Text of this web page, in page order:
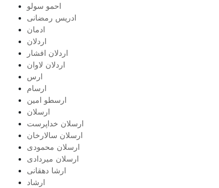
احمو سولو
ادریس رمضانی
ادمان
اردلان
اردلان افشار
اردلان لاوان
ارس
ارسام
ارسطو امین
ارسلان
ارسلان خداپرست
ارسلان سالارخان
ارسلان محمودی
ارسلان میردادی
ارشا دهقانی
ارشاد